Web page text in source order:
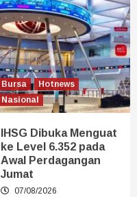
Bursa
Hotnews
Nasional
IHSG Dibuka Menguat
ke Level 6.352 pada
Awal Perdagangan
Jumat
07/08/2026